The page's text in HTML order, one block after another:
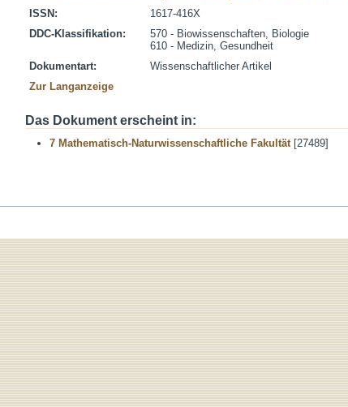
ISSN:
1617-416X
DDC-Klassifikation:
570 - Biowissenschaften, Biologie
610 - Medizin, Gesundheit
Dokumentart:
Wissenschaftlicher Artikel
Zur Langanzeige
Das Dokument erscheint in:
7 Mathematisch-Naturwissenschaftliche Fakultät[27489]